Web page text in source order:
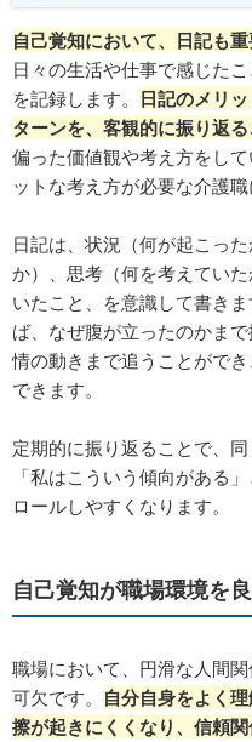
自己覚知において、日記も
日々の生活や仕事で感じた
を記録します。 日記のメリ
ターンを、客観的に振り返る
偏った価値観や考え方をし
ットな考え方が必要な介護
日記は、状況（何が起こっ
か）、思考（何を考えてい
いたこと、を意識して書き
ば、なぜ腹が立ったのかま
情の動きまで追うことがで
できます。
定期的に振り返ることで、
「私はこういう傾向がある
ロールしやすくなります。
自己覚知が職場環境を
職場において、円滑な人間
可欠です。 自分自身をよく
擦が起きにくくなり、信頼